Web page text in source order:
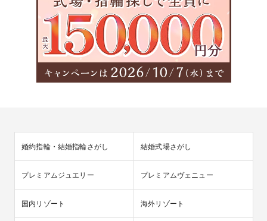
婚約指輪・結婚指輪さがし 結婚式場さがし
プレミアムジュエリー プレミアムヴェニュー
国内リゾート 海外リゾート